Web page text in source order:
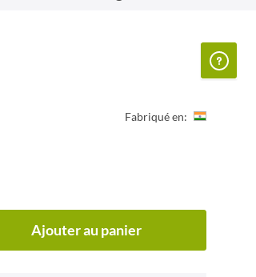
Fabriqué en:
Ajouter au panier